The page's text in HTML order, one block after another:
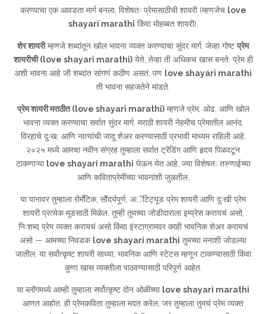
करण्याचा एक आवडता मार्ग बनला, विशेषतः प्रेमासाठीची शायरी (म्हणजेच love
shayari marathi किंवा मोहब्बत शायरी).
शेर शायरीम्हणजे शब्दांतून खोल भावना व्यक्त करण्याचा सुंदर मार्ग. जेव्हा गोष्ट प्रेम
शायरीची (love shayari marathi)येते, तेव्हा ती अधिकच खास बनते. प्रेम ही
अशी भावना आहे जी शब्दांत सांगणं कठीण असतं, पण love shayari marathi
ती भावना सहजतेने मांडते.
प्रेम शायरी मराठीत (love shayari marathi)म्हणजे प्रेम, ओढ, आणि खोल
भावना व्यक्त करण्याचा सर्वात सुंदर मार्ग. मराठी शायरी नेहमीच प्रेमातील आनंद,
विरहाचे दुःख, आणि नात्यांची जादू शेअर करण्यासाठी प्रभावी माध्यम राहिली आहे.
२०२५ मध्ये आमचा नवीन संग्रह तुम्हाला सर्वात ट्रेंडिंग आणि हृदय पिळवटून
टाकणाऱ्या love shayari marathi घेऊन येत आहे, ज्या विशेषतः तरुणाईच्या
आणि कविताप्रेमींच्या भावनांशी जुळतील.
या पानावर तुम्हाला रोमँटिक, सौंदर्यपूर्ण, अॅटिट्यूड प्रेम शायरी आणि दुःखी प्रेम
शायरी प्रत्येक मूडसाठी मिळेल. तुम्ही तुमच्या जोडीदाराला इम्प्रेस करायचं असो,
निःशब्द प्रेम व्यक्त करायचं असो किंवा इंस्टाग्रामवर काही भावनिक शेअर करायचं
असो — आमच्या निवडक love shayari marathi तुमच्या मनाशी जोडल्या
जातील. या सर्वोत्कृष्ट शायरी साध्या, भावनिक आणि स्टेटस म्हणून टाकण्यासाठी किंवा
कुणा खास व्यक्तीला पाठवण्यासाठी परिपूर्ण आहेत.
या ब्लॉगमध्ये आम्ही तुम्हाला सर्वोत्कृष्ट दोन ओळींच्या love shayari marathi
आणत आहोत. ही प्रेमकविता तुम्हाला मदत करेल, जर तुम्हाला तुमचं प्रेम व्यक्त